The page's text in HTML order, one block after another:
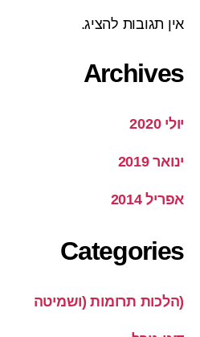
אין תגובות להציג.
Archives
יולי 2020
ינואר 2019
אפריל 2014
Categories
(הלכות תרומות (ושמיטה